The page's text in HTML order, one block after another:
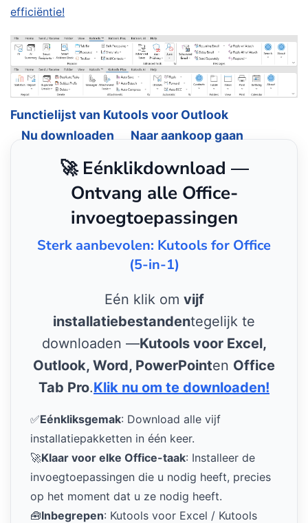
efficiëntie!
Functielijst van Kutools voor Outlook
Nu downloaden
Naar aankoop gaan
🚀 Eénklikdownload —
Ontvang alle Office-
invoegtoepassingen
Sterk aanbevolen: Kutools for Office
(5-in-1)
Eén klik om vijf
installatiebestandentegelijk te
downloaden —Kutools voor Excel,
Outlook, Word, PowerPointen Office
Tab Pro.Klik nu om te downloaden!
✅Eénkliksgemak: Download alle vijf
installatiepakketten in één keer.
🚀Klaar voor elke Office-taak: Installeer de
invoegtoepassingen die u nodig heeft, precies
op het moment dat u ze nodig heeft.
🧰Inbegrepen: Kutools voor Excel / Kutools